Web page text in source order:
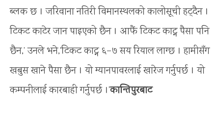
ब्लक छ । जरिवाना नतिरी विमानस्थलको कालोसूची हट्दैन ।
टिकट काटेर जान पाइएको छैन । आफैं टिकट काट्न पैसा पनि
छैन,’ उनले भने,‘टिकट काट्न ६–७ सय रियाल लाग्छ । हामीसँग
खबुस खाने पैसा छैन । यो म्यानपावरलाई खारेज गर्नुपर्छ । यो
कम्पनीलाई कारबाही गर्नुपर्छ ।’कान्तिपुरबाट